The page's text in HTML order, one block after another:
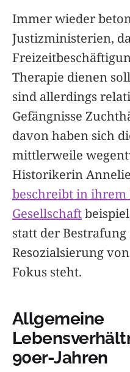
Immer wieder
Justizministerien,
Therapie dienen
sind allerdings
Gefängnisse
davon haben sich
mittlerweile
Historikerin
beschreibt in ihrem
Gesellschaft
statt der Bestrafung
Resozialsierung
Fokus steht.
Allgemeine
90er-Jahren